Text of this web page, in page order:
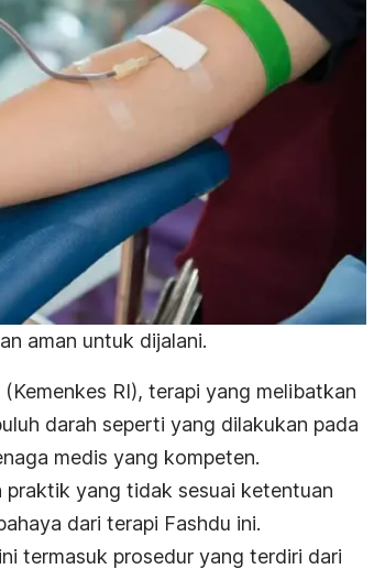
aman untuk dijalani.
RI), terapi yang melibatkan
darah seperti yang dilakukan pada
medis yang kompeten.
praktik yang tidak sesuai ketentuan
dari terapi Fashdu ini.
termasuk prosedur yang terdiri dari